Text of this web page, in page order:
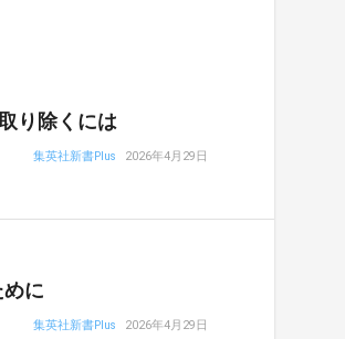
り除くには
集英社新書Plus 2026年4月29日
に
集英社新書Plus 2026年4月29日